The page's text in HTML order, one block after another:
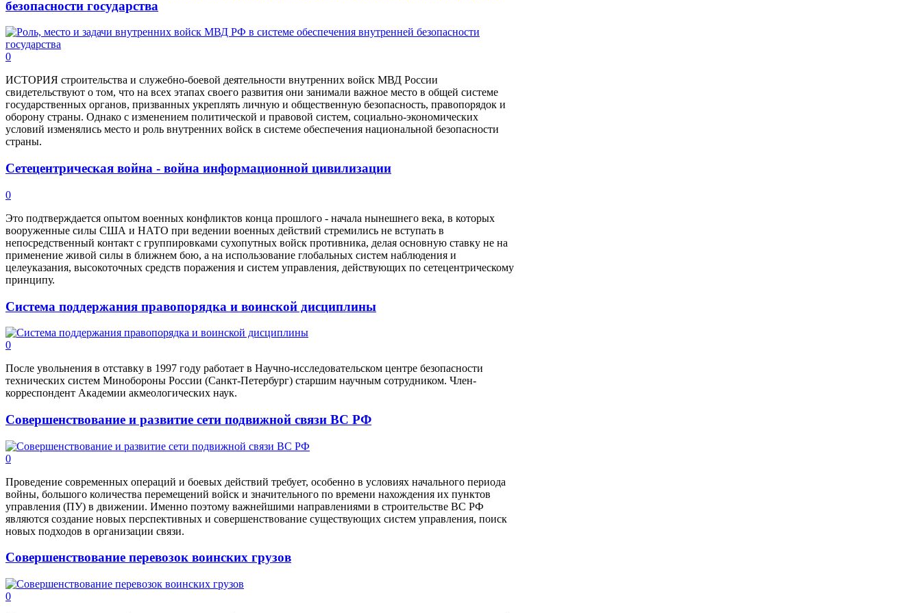
безопасности государства
0
ИСТОРИЯ строительства и служебно-боевой деятельности внутренних войск МВД России
свидетельствуют о том, что на всех этапах своего развития они занимали важное место в общей системе
государственных органов, призванных укреплять личную и общественную безопасность, правопорядок и
оборону страны. Однако с изменением политической и правовой систем, социально-экономических
условий изменялись место и роль внутренних войск в системе обеспечения национальной безопасности
страны.
Сетецентрическая война - война информационной цивилизации
0
Это подтверждается опытом военных конфликтов конца прошлого - начала нынешнего века, в которых
вооруженные силы США и НАТО при ведении военных действий стремились не вступать в
непосредственный контакт с группировками сухопутных войск противника, делая основную ставку не на
применение живой силы в ближнем бою, а на использование глобальных систем наблюдения и
целеуказания, высокоточных средств поражения и систем управления, действующих по сетецентрическому
принципу.
Система поддержания правопорядка и воинской дисциплины
0
После увольнения в отставку в 1997 году работает в Научно-исследовательском центре безопасности
технических систем Минобороны России (Санкт-Петербург) старшим научным сотрудником. Член-
корреспондент Академии акмеологических наук.
Совершенствование и развитие сети подвижной связи ВС РФ
0
Проведение современных операций и боевых действий требует, особенно в условиях начального периода
войны, большого количества перемещений войск и значительного по времени нахождения их пунктов
управления (ПУ) в движении. Именно поэтому важнейшими направлениями в строительстве ВС РФ
являются создание новых перспективных и совершенствование существующих систем управления, поиск
новых подходов в организации связи.
Совершенствование перевозок воинских грузов
0